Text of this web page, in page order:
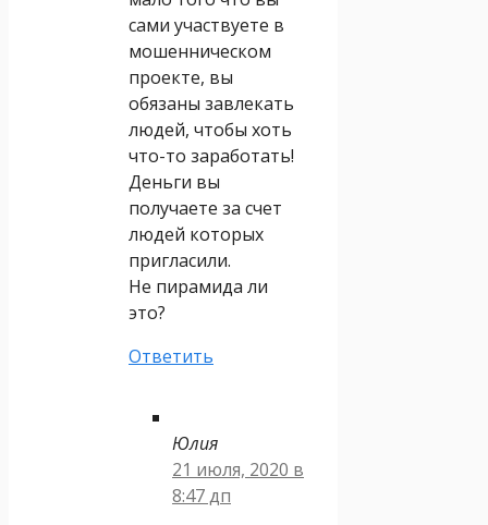
сами участвуете в
мошенническом
проекте, вы
обязаны завлекать
людей, чтобы хоть
что-то заработать!
Деньги вы
получаете за счет
людей которых
пригласили.
Не пирамида ли
это?
Ответить
Юлия
21 июля, 2020 в
8:47 дп